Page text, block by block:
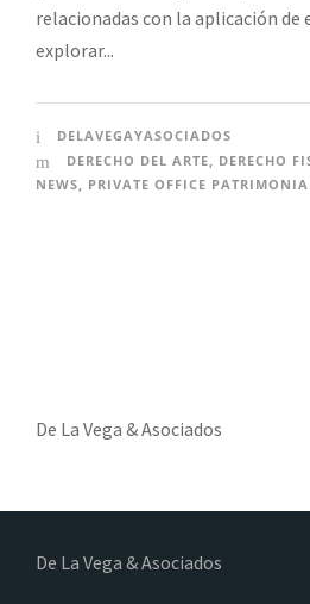
relacionadas con la aplicación de
explorar...
DELAVEGAYASOCIADOS
DERECHO DEL ARTE, DERECHO
NEWS
PRIVATE OFFICE
De La Vega & Asociados
De La Vega & Asociados